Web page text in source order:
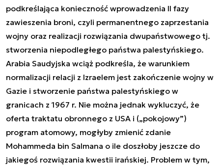
podkreślająca konieczność wprowadzenia II fazy
zawieszenia broni, czyli permanentnego zaprzestania
wojny oraz realizacji rozwiązania dwupaństwowego tj.
stworzenia niepodległego państwa palestyńskiego.
Arabia Saudyjska wciąż podkreśla, że warunkiem
normalizacji relacji z Izraelem jest zakończenie wojny w
Gazie i stworzenie państwa palestyńskiego w
granicach z 1967 r. Nie można jednak wykluczyć, że
oferta traktatu obronnego z USA i („pokojowy”)
program atomowy, mogłyby zmienić zdanie
Mohammeda bin Salmana o ile doszłoby jeszcze do
jakiegoś rozwiązania kwestii irańskiej. Problem w tym,